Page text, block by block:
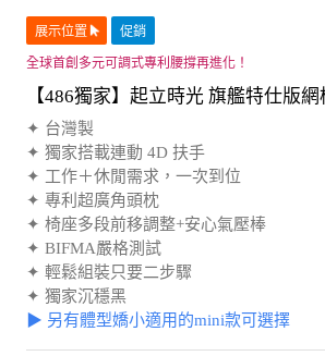
展示位置 促銷
全球首創多元可調式專利腰撐再進化！
【486獨家】起立時光 旗艦特仕版網
✦ 台灣製
✦ 獨家搭載連動 4D 扶手
✦ 工作＋休閒需求，一次到位
✦ 專利超廣角頭枕
✦ 椅座多段前移調整+安心氣壓棒
✦ BIFMA嚴格測試
✦ 輕鬆組裝只要二步驟
✦ 獨家沉穩黑
▶ 另有體型嬌小適用的mini款可選擇